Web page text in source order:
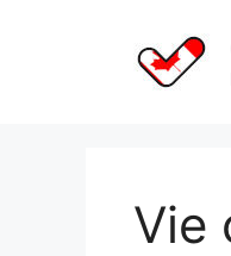
Vie